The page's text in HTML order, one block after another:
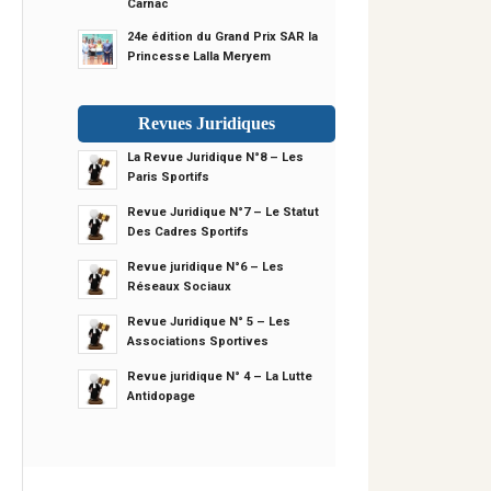
Carnac
24e édition du Grand Prix SAR la
Princesse Lalla Meryem
Revues Juridiques
La Revue Juridique N°8 – Les
Paris Sportifs
Revue Juridique N°7 – Le Statut
Des Cadres Sportifs
Revue juridique N°6 – Les
Réseaux Sociaux
Revue Juridique N° 5 – Les
Associations Sportives
Revue juridique N° 4 – La Lutte
Antidopage